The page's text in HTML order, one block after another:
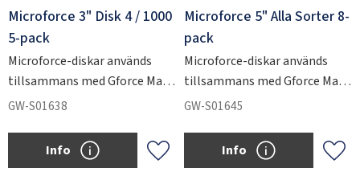
Microforce 3" Disk 4 / 1000
5-pack
Microforce-diskar används
tillsammans med Gforce Max
för att slipa ner kraftiga
GW-S01638
Lägg till i favoriter
Info
Microforce 5" Alla Sorter 8-
pack
Microforce-diskar används
tillsammans med Gforce Max
för att slipa ner kraftiga
GW-S01645
Info